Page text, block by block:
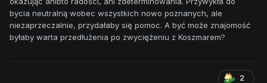
bycia neutralną wobec wszystkich nowo poznanych, ale
niezaprzeczalnie, przydałaby się pomoc. A być może znajomość
byłaby warta przedłużenia po zwyciężeniu z Koszmarem?
2